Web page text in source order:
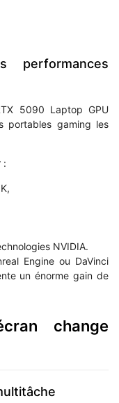
5090 Laptop GPU
portables gaming les
:
NVIDIA.
Engine ou DaVinci
un énorme gain de
change